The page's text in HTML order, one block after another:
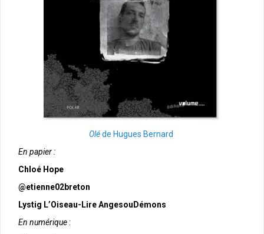
Oléde Hugues Bernard
En papier :
Chloé Hope
@etienne02breton
Lystig L’Oiseau-Lire AngesouDémons
En numérique: